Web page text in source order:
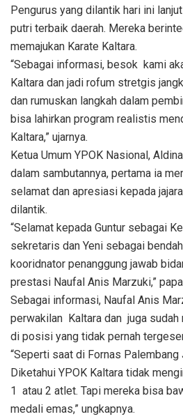
Pengurus yang dilantik hari ini
putri terbaik daerah. Mereka
memajukan Karate Kaltara.
“Sebagai informasi, besok kami
Kaltara dan jadi rofum stretgis
dan rumuskan langkah dalam
bisa lahirkan program realistis
Kaltara,” ujarnya.
Ketua Umum YPOK Nasional,
dalam sambutannya, pertama ia
selamat dan apresiasi kepada
dilantik.
“Selamat kepada Guntur sebagai
sekretaris dan Yeni sebagai
kooridnator penanggung jawab
prestasi Naufal Anis Marzuki,”
Sebagai informasi, Naufal Anis
perwakilan Kaltara dan juga sudah
di posisi yang tidak pernah
“Seperti saat di Fornas Palembang
Diketahui YPOK Kaltara tidak
1 atau 2 atlet. Tapi mereka bisa
medali emas,” ungkapnya.